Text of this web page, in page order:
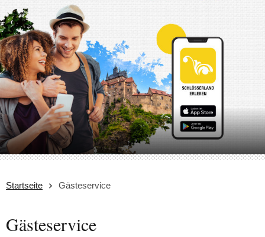
Startseite Gästeservice
Gästeservice